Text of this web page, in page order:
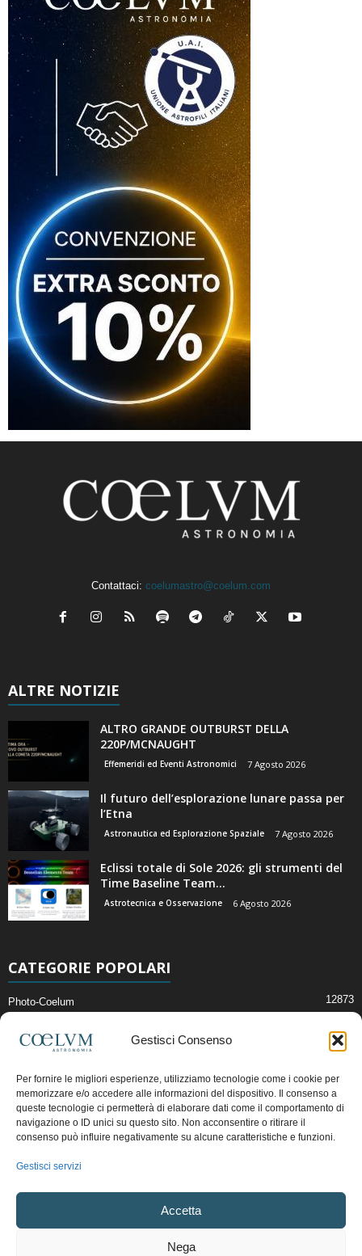
Gestisci Consenso
Per fornire le migliori esperienze, utilizziamo tecnologie come i cookie per
memorizzare e/o accedere alle informazioni del dispositivo. Il consenso a
queste tecnologie ci permetterà di elaborare dati come il comportamento di
navigazione o ID unici su questo sito. Non acconsentire o ritirare il
consenso può influire negativamente su alcune caratteristiche e funzioni.
Gestisci servizi
Accetta
Nega
Contattaci: coelumastro@coelum.com
ALTRE NOTIZIE
ALTRO GRANDE OUTBURST DELLA
220P/MCNAUGHT
Effemeridi ed Eventi Astronomici 7 Agosto 2026
Il futuro dell’esplorazione lunare passa per
l’Etna
Astronautica ed Esplorazione Spaziale 7 Agosto 2026
Eclissi totale di Sole 2026: gli strumenti del
Time Baseline Team...
Astrotecnica e Osservazione 6 Agosto 2026
CATEGORIE POPOLARI
Photo-Coelum 12873
News di Astronomia 2411
Cielo del Mese
Astronomia, Astrofisica e Cosmologia
Articoli e Risorse On-Line
Copyright © 1997 - 2024 vietata la riproduzione.